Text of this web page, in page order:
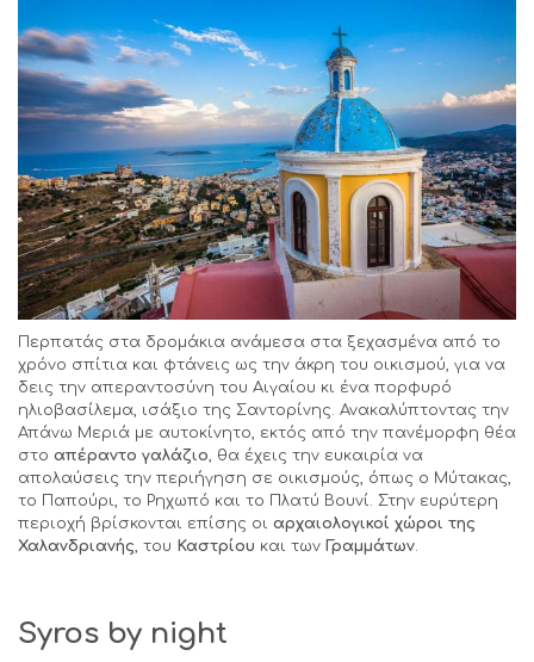
Περπατάς στα δρομάκια ανάμεσα στα ξεχασμένα από το
χρόνο σπίτια και φτάνεις ως την άκρη του οικισμού, για να
δεις την απεραντοσύνη του Αιγαίου κι ένα πορφυρό
ηλιοβασίλεμα, ισάξιο της Σαντορίνης. Ανακαλύπτοντας την
Απάνω Μεριά με αυτοκίνητο, εκτός από την πανέμορφη θέα
στο απέραντο γαλάζιο, θα έχεις την ευκαιρία να
απολαύσεις την περιήγηση σε οικισμούς, όπως ο Μύτακας,
το Παπούρι, το Ρηχωπό και το Πλατύ Βουνί. Στην ευρύτερη
περιοχή βρίσκονται επίσης οι αρχαιολογικοί χώροι της
Χαλανδριανής, του Καστρίου και των Γραμμάτων.
Syros by night